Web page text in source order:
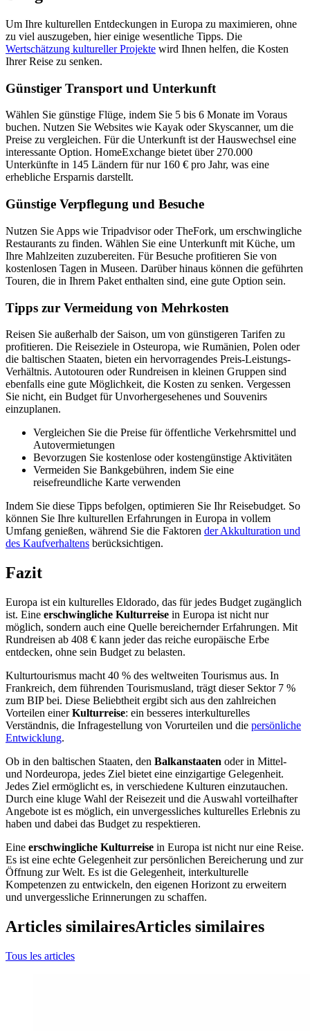
Um Ihre kulturellen Entdeckungen in Europa zu maximieren, ohne
zu viel auszugeben, hier einige wesentliche Tipps. Die
Wertschätzung kultureller Projekte wird Ihnen helfen, die Kosten
Ihrer Reise zu senken.
Günstiger Transport und Unterkunft
Wählen Sie günstige Flüge, indem Sie 5 bis 6 Monate im Voraus
buchen. Nutzen Sie Websites wie Kayak oder Skyscanner, um die
Preise zu vergleichen. Für die Unterkunft ist der Hauswechsel eine
interessante Option. HomeExchange bietet über 270.000
Unterkünfte in 145 Ländern für nur 160 € pro Jahr, was eine
erhebliche Ersparnis darstellt.
Günstige Verpflegung und Besuche
Nutzen Sie Apps wie Tripadvisor oder TheFork, um erschwingliche
Restaurants zu finden. Wählen Sie eine Unterkunft mit Küche, um
Ihre Mahlzeiten zuzubereiten. Für Besuche profitieren Sie von
kostenlosen Tagen in Museen. Darüber hinaus können die geführten
Touren, die in Ihrem Paket enthalten sind, eine gute Option sein.
Tipps zur Vermeidung von Mehrkosten
Reisen Sie außerhalb der Saison, um von günstigeren Tarifen zu
profitieren. Die Reiseziele in Osteuropa, wie Rumänien, Polen oder
die baltischen Staaten, bieten ein hervorragendes Preis-Leistungs-
Verhältnis. Autotouren oder Rundreisen in kleinen Gruppen sind
ebenfalls eine gute Möglichkeit, die Kosten zu senken. Vergessen
Sie nicht, ein Budget für Unvorhergesehenes und Souvenirs
einzuplanen.
Vergleichen Sie die Preise für öffentliche Verkehrsmittel und
Autovermietungen
Bevorzugen Sie kostenlose oder kostengünstige Aktivitäten
Vermeiden Sie Bankgebühren, indem Sie eine
reisefreundliche Karte verwenden
Indem Sie diese Tipps befolgen, optimieren Sie Ihr Reisebudget. So
können Sie Ihre kulturellen Erfahrungen in Europa in vollem
Umfang genießen, während Sie die Faktoren der Akkulturation und
des Kaufverhaltens berücksichtigen.
Fazit
Europa ist ein kulturelles Eldorado, das für jedes Budget zugänglich
ist. Eine erschwingliche Kulturreise in Europa ist nicht nur
möglich, sondern auch eine Quelle bereichernder Erfahrungen. Mit
Rundreisen ab 408 € kann jeder das reiche europäische Erbe
entdecken, ohne sein Budget zu belasten.
Kulturtourismus macht 40 % des weltweiten Tourismus aus. In
Frankreich, dem führenden Tourismusland, trägt dieser Sektor 7 %
zum BIP bei. Diese Beliebtheit ergibt sich aus den zahlreichen
Vorteilen einerKulturreise: ein besseres interkulturelles
Verständnis, die Infragestellung von Vorurteilen und die persönliche
Entwicklung.
Ob in den baltischen Staaten, den Balkanstaaten oder in Mittel-
und Nordeuropa, jedes Ziel bietet eine einzigartige Gelegenheit.
Jedes Ziel ermöglicht es, in verschiedene Kulturen einzutauchen.
Durch eine kluge Wahl der Reisezeit und die Auswahl vorteilhafter
Angebote ist es möglich, ein unvergessliches kulturelles Erlebnis zu
haben und dabei das Budget zu respektieren.
Eine erschwingliche Kulturreise in Europa ist nicht nur eine Reise.
Es ist eine echte Gelegenheit zur persönlichen Bereicherung und zur
Öffnung zur Welt. Es ist die Gelegenheit, interkulturelle
Kompetenzen zu entwickeln, den eigenen Horizont zu erweitern
und unvergessliche Erinnerungen zu schaffen.
Articles similairesArticles similaires
Tous les articles